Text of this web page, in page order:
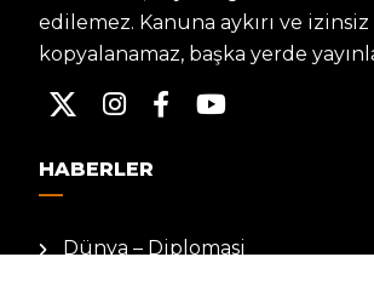
edilemez. Kanuna aykırı ve
kopyalanamaz, başka yerde
HABERLER
Dünya – Diplomasi